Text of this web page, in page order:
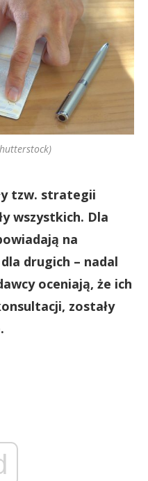
tzw. strategii
wszystkich. Dla
na
drugich – nadal
oceniają, że ich
zostały